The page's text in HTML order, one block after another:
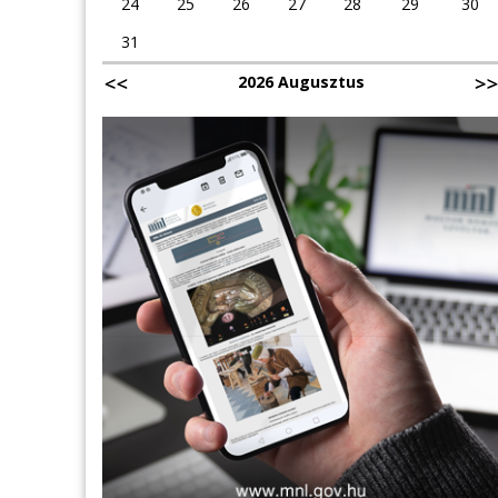
31
2026 Augusztus